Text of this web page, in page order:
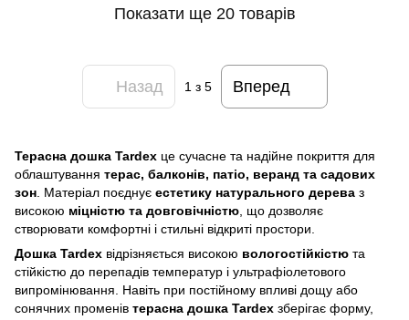
Показати ще 20 товарів
Назад 1 з 5 Вперед
Терасна дошка Tardex це сучасне та надійне покриття для
облаштування терас, балконів, патіо, веранд та садових
зон . Матеріал поєднує естетику натурального дерева з
високою міцністю та довговічністю , що дозволяє
створювати комфортні і стильні відкриті простори.
Дошка Tardex відрізняється високою вологостійкістю та
стійкістю до перепадів температур і ультрафіолетового
випромінювання. Навіть при постійному впливі дощу або
сонячних променів терасна дошка Tardex зберігає форму,